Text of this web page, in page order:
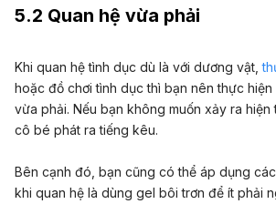
5.2 Quan hệ vừa phải
Khi quan hệ tình dục dù là với dương vật,
hoặc đồ chơi tình dục thì bạn nên thực hiện
vừa phải. Nếu bạn không muốn xảy ra
cô bé phát ra tiếng kêu.
Bên cạnh đó, bạn cũng có thể áp dụng
khi quan hệ là dùng gel bôi trơn để ít phải